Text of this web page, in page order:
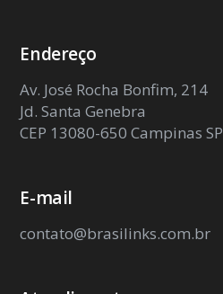
Endereço
Av. José Rocha Bonfim, 214
Jd. Santa Genebra
CEP 13080-650 Campinas SP
E-mail
contato@brasilinks.com.br